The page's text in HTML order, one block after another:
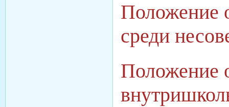
Положение
среди
Положение